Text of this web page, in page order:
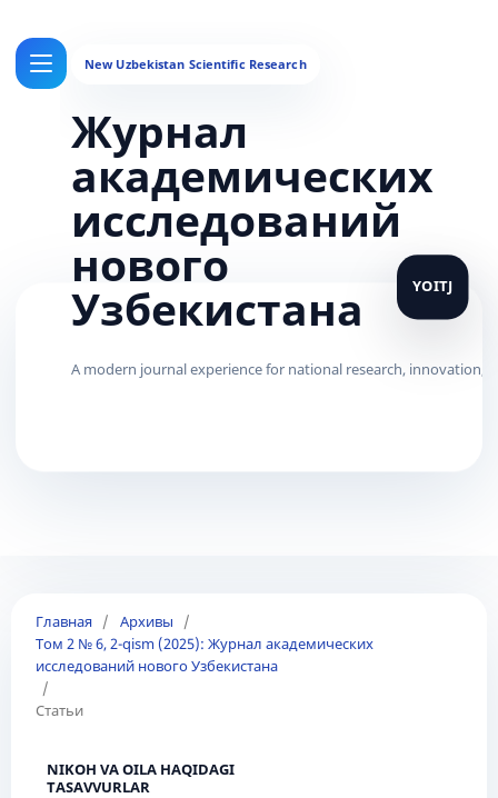
Журнал
академических
исследований
нового
Узбекистана
Главная / Архивы
/
Том 2 № 6, 2-qism (2025): Журнал академических
исследований нового Узбекистана
/
Статьи
NIKOH VA OILA HAQIDAGI
TASAVVURLAR